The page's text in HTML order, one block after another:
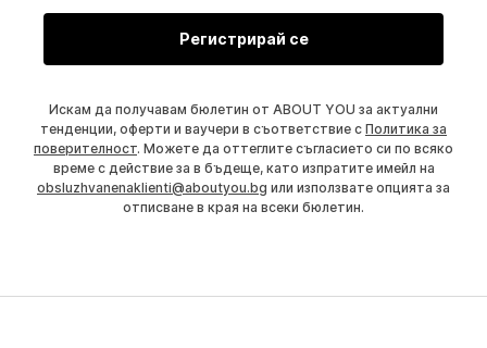
Регистрирай се
Искам да получавам бюлетин от ABOUT YOU за актуални
тенденции, оферти и ваучери в съответствие с Политика за
поверителност. Можете да оттеглите съгласието си по всяко
време с действие за в бъдеще, като изпратите имейл на
obsluzhvanenaklienti@aboutyou.bg или използвате опцията за
отписване в края на всеки бюлетин.